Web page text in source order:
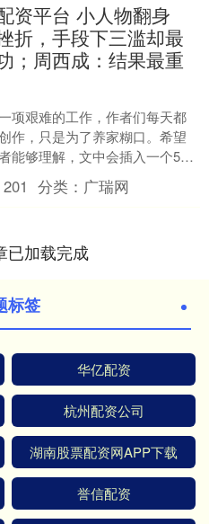
资平台 小人物翻身
折，手段下三滥却最
；周西成：结果最重
项艰难的工作，作者们每天都
作，只是为了养家糊口。希望
能够理解，文中会插入一个5秒
，观看5秒后就能免费阅读全
大家的理解和支....
201 分类： 广瑞网
已加载完成
标签
华亿配资
杭州配资公司
湖南股票配资网APP下载
誉信配资